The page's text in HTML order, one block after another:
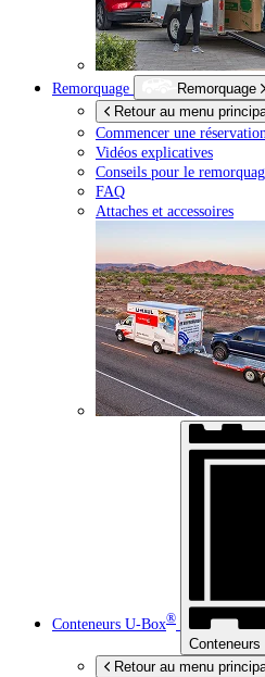
Remorquage
Remorquage
Retour au menu
Commencer une réservation
Vidéos explicatives
Conseils pour le
FAQ
Attaches et accessoires
Conteneurs U-Box®
Conteneurs
Retour au menu